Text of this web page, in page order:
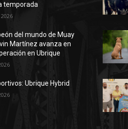
temporada
del mundo de Muay
Martínez avanza en
en Ubrique
Ubrique Hybrid